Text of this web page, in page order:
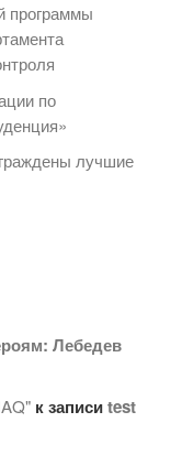
программы
по
лучшие
Лебедев
к записиtest